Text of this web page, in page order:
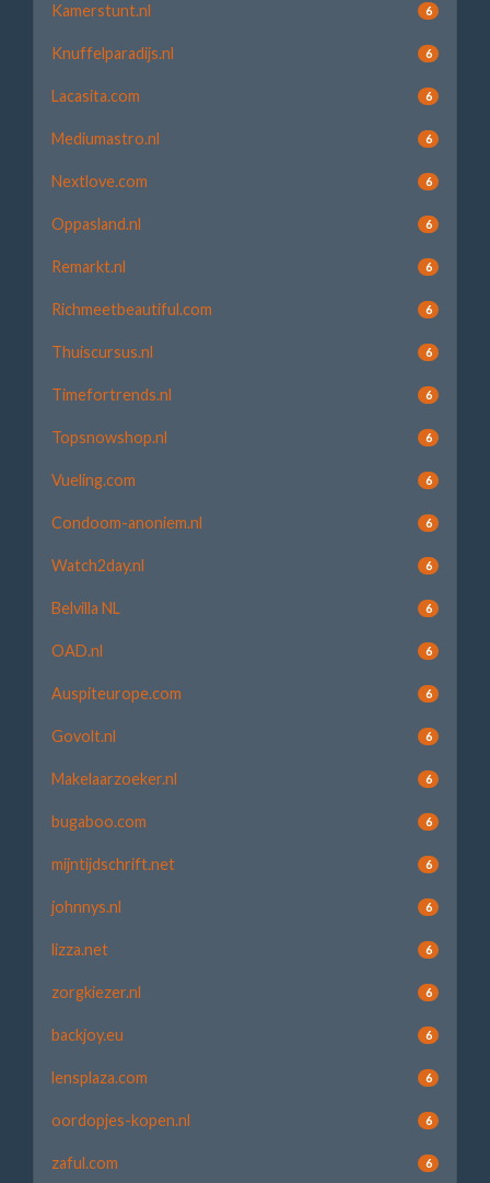
Kamerstunt.nl 6
Knuffelparadijs.nl 6
Lacasita.com 6
Mediumastro.nl 6
Nextlove.com 6
Oppasland.nl 6
Remarkt.nl 6
Richmeetbeautiful.com 6
Thuiscursus.nl 6
Timefortrends.nl 6
Topsnowshop.nl 6
Vueling.com 6
Condoom-anoniem.nl 6
Watch2day.nl 6
Belvilla NL 6
OAD.nl 6
Auspiteurope.com 6
Govolt.nl 6
Makelaarzoeker.nl 6
bugaboo.com 6
mijntijdschrift.net 6
johnnys.nl 6
lizza.net 6
zorgkiezer.nl 6
backjoy.eu 6
lensplaza.com 6
oordopjes-kopen.nl 6
zaful.com 6